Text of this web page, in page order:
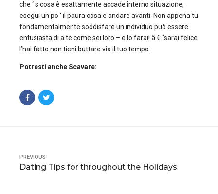
che ‘ s cosa è esattamente accade interno situazione,
esegui un po ‘ il paura cosa e andare avanti. Non appena tu
fondamentalmente soddisfare un individuo può essere
entusiasta di a te come sei loro – e lo farai! â € “sarai felice
l’hai fatto non tieni buttare via il tuo tempo.
Potresti anche Scavare:
PREVIOUS
Dating Tips for throughout the Holidays